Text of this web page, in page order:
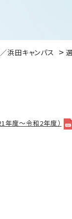
浜田キャンパス
年度〜令和2年度）